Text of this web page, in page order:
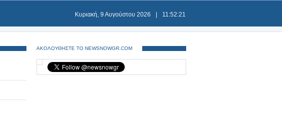
Κυριακή, 9 Αυγούστου 2026 11:52:22
ΑΚΟΛΟΥΘΗΣΤΕ ΤΟ NEWSNOWGR.COM